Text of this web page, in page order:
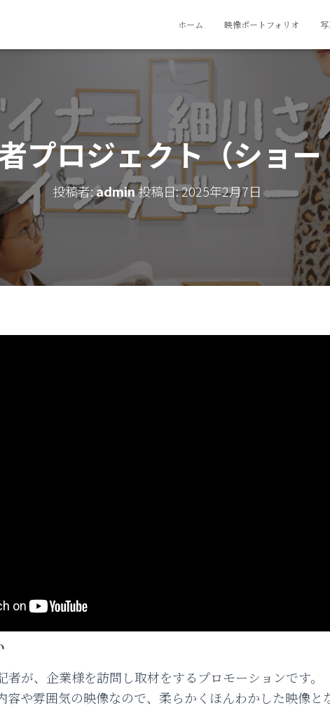
ホーム 映像ポートフォリオ
プロジェクト（ショ
投稿者:admin投稿日:2025年2月7日
者が、企業様を訪問し取材をするプロモーションです。
や雰囲気の映像なので、柔らかくほんわかした映像と